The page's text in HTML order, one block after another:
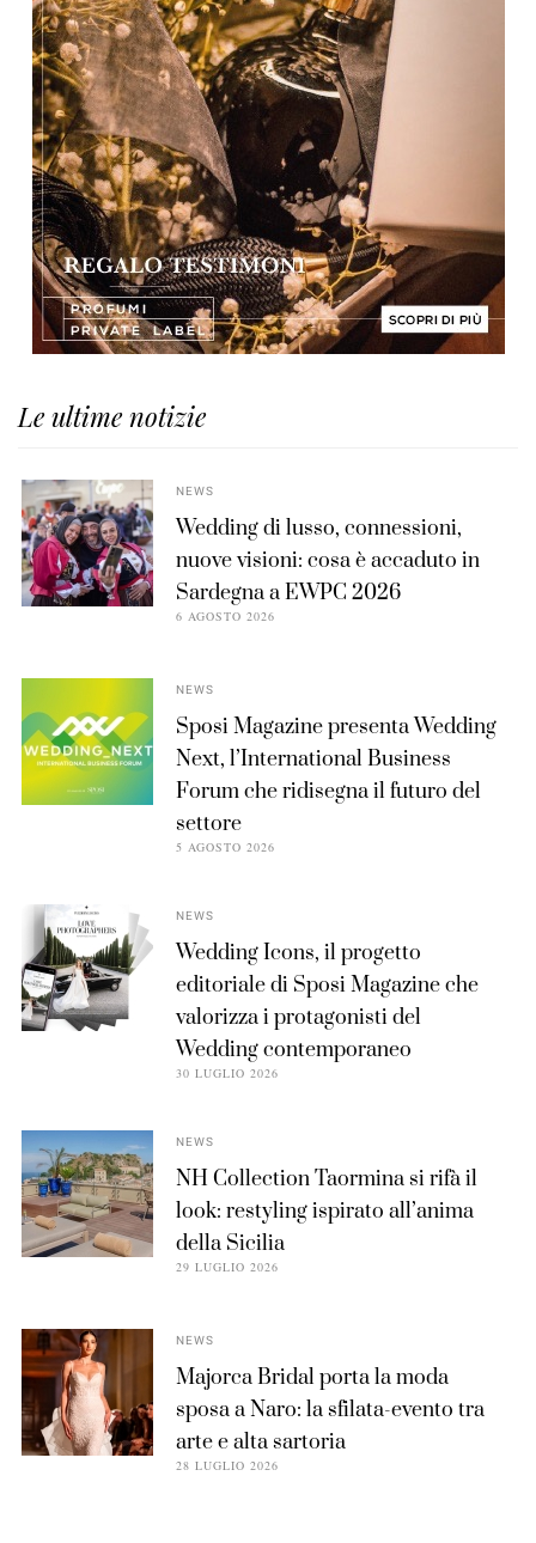
Le ultime notizie
NEWS
Wedding di lusso, connessioni,
nuove visioni: cosa è accaduto in
Sardegna a EWPC 2026
6 AGOSTO 2026
NEWS
Sposi Magazine presenta Wedding
Next, l’International Business
Forum che ridisegna il futuro del
settore
5 AGOSTO 2026
NEWS
Wedding Icons, il progetto
editoriale di Sposi Magazine che
valorizza i protagonisti del
Wedding contemporaneo
30 LUGLIO 2026
NEWS
NH Collection Taormina si rifà il
look: restyling ispirato all’anima
della Sicilia
29 LUGLIO 2026
NEWS
Majorca Bridal porta la moda
sposa a Naro: la sfilata-evento tra
arte e alta sartoria
28 LUGLIO 2026